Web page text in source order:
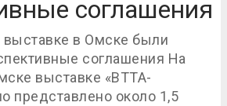
соглашения
выставке в Омске были
соглашения На
выставке «ВТТА-
представлено около 1,5